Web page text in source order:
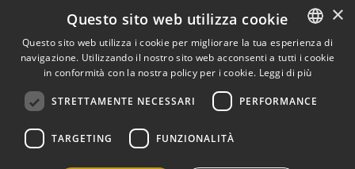
Valuta
Italia (EUR €) Lingua
Italiano
P.IVA: 00453730046-Privacy- Cookie Policy-Gestione
preferenze cookie -Powered byBlulab
ITALIAN
ENGLISH
×
Questo sito web utilizza cookie
Questo sito web utilizza i cookie per migliorare la tua esperienza di
navigazione. Utilizzando il nostro sito web acconsenti a tutti i cookie
in conformità con la nostra policy per i cookie. Leggi di più
STRETTAMENTE NECESSARI PERFORMANCE
TARGETING FUNZIONALITÀ